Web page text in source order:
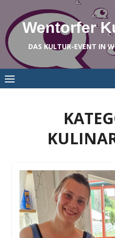
contentWentorfer
DAS KULTUR-EVENT IN